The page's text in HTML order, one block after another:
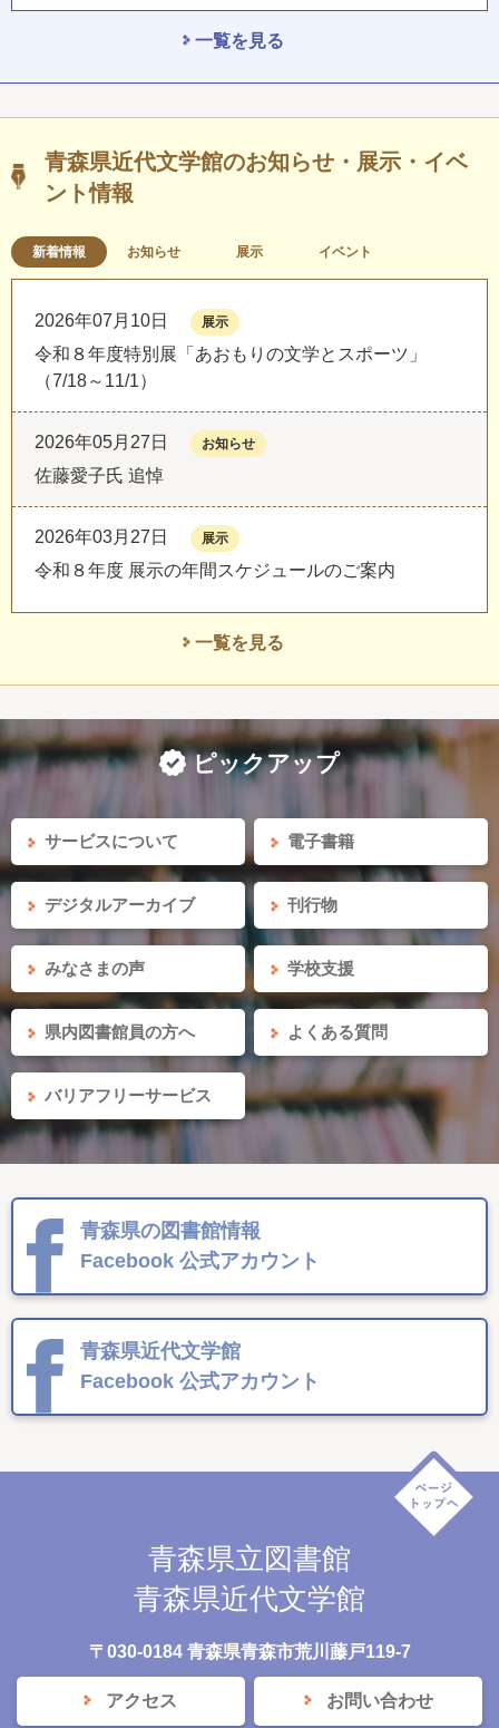
一覧を見る
青森県近代文学館のお知らせ・展示・イベ
ント情報
新着情報 お知らせ 展示 イベント
2026年07月10日 展示
令和８年度特別展「あおもりの文学とスポーツ」
（7/18～11/1）
2026年05月27日 お知らせ
佐藤愛子氏 追悼
2026年03月27日 展示
令和８年度 展示の年間スケジュールのご案内
一覧を見る
ピックアップ
サービスについて 電子書籍
デジタルアーカイブ 刊行物
みなさまの声 学校支援
県内図書館員の方へ よくある質問
バリアフリーサービス
青森県の図書館情報
Facebook 公式アカウント
青森県近代文学館
Facebook 公式アカウント
青森県立図書館
青森県近代文学館
〒030-0184 青森県青森市荒川藤戸119-7
アクセス お問い合わせ